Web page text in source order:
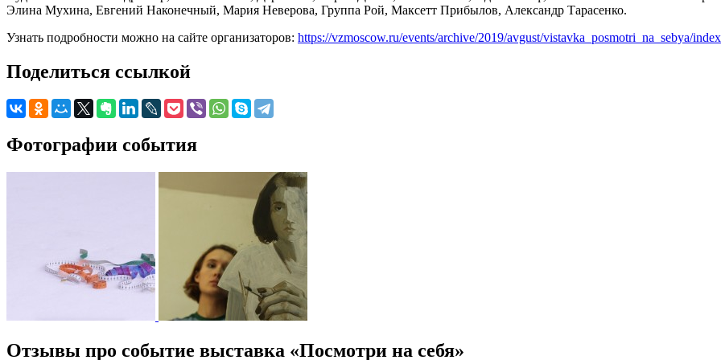
Элина Мухина, Евгений Наконечный, Мария Неверова, Группа Рой, Максетт Прибылов, Александр Тарасенко.
Узнать подробности можно на сайте организаторов: https://vzmoscow.ru/events/archive/2019/avgust/vistavka_posmotri_na_sebya/
Поделиться ссылкой
Фотографии события
Отзывы про событие выставка «Посмотри на себя»